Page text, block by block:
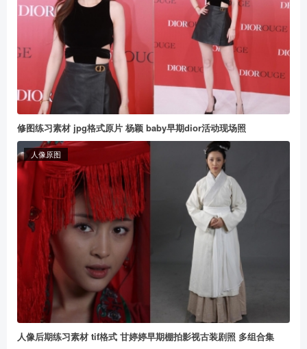
修图练习素材 jpg格式原片 杨颖 baby早期dior活动现场照
人像原图
人像后期练习素材 tif格式 甘婷婷早期棚拍影视古装剧照 多组合集